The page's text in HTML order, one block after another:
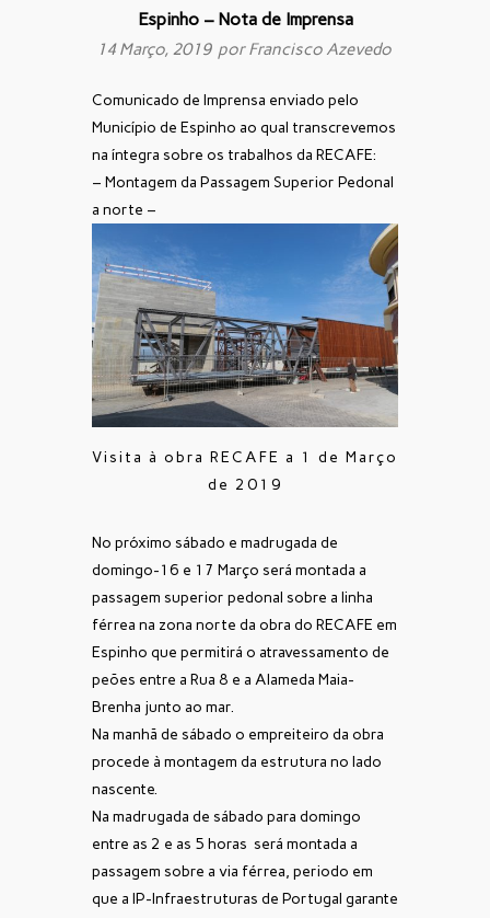
Espinho – Nota de Imprensa
14 Março, 2019 porFrancisco Azevedo
Comunicado de Imprensa enviado pelo
Município de Espinho ao qual transcrevemos
na íntegra sobre os trabalhos da RECAFE:
– Montagem da Passagem Superior Pedonal
a norte –
Visita à obra RECAFE a 1 de Março
de 2019
No próximo sábado e madrugada de
domingo-16 e 17 Março será montada a
passagem superior pedonal sobre a linha
férrea na zona norte da obra do RECAFE em
Espinho que permitirá o atravessamento de
peões entre a Rua 8 e a Alameda Maia-
Brenha junto ao mar.
Na manhã de sábado o empreiteiro da obra
procede à montagem da estrutura no lado
nascente.
Na madrugada de sábado para domingo
entre as 2 e as 5 horas será montada a
passagem sobre a via férrea, periodo em
que a IP-Infraestruturas de Portugal garante